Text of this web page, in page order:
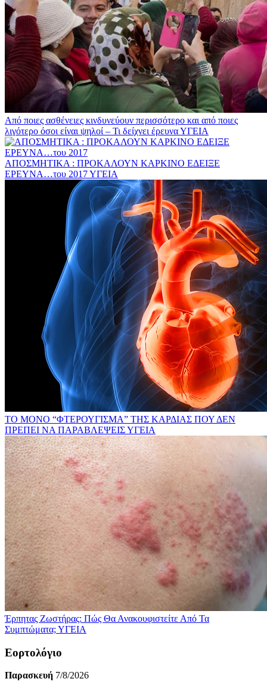
Από ποιες ασθένειες κινδυνεύουν περισσότερο και από ποιες
λιγότερο όσοι είναι ψηλοί – Τι δείχνει έρευναΥΓΕΙΑ
ΑΠΟΣΜΗΤΙΚΑ : ΠΡΟΚΑΛΟΥΝ ΚΑΡΚΙΝΟ ΕΔΕΙΞΕ
ΕΡΕΥΝΑ…του 2017ΥΓΕΙΑ
ΤΟ ΜΟΝΟ “ΦΤΕΡΟΥΓΙΣΜΑ” ΤΗΣ ΚΑΡΔΙΑΣ ΠΟΥ ΔΕΝ
ΠΡΕΠΕΙ ΝΑ ΠΑΡΑΒΛΕΨΕΙΣΥΓΕΙΑ
Έρπητας Ζωστήρας: Πώς Θα Ανακουφιστείτε Από Τα
Συμπτώματα; ΥΓΕΙΑ
Εορτολόγιο
Παρασκευή 7/8/2026